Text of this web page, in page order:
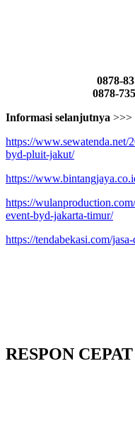
0878-
0878-
Informasi selanjutnya >>>
https://www.sewatenda.net/
byd-pluit-jakut/
https://
https://
event-byd-jakarta-timur/
https://tendabekasi.com/
RESPON CEPAT